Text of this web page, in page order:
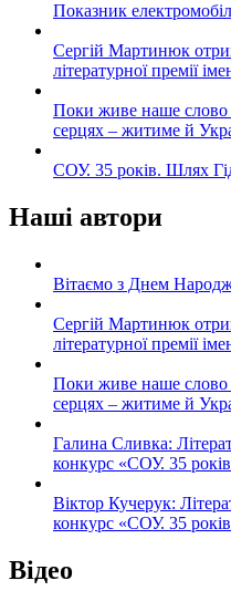
Показник
Сергій Мартинюк
літературної премії
Поки живе наше
серцях – житиме й
СОУ. 35 років. Шлях
Наші автори
Вітаємо з Днем
Сергій Мартинюк
літературної премії
Поки живе наше
серцях – житиме й
Галина Сливка:
конкурс «СОУ. 35 років.
Віктор Кучерук:
конкурс «СОУ. 35 років.
Відео